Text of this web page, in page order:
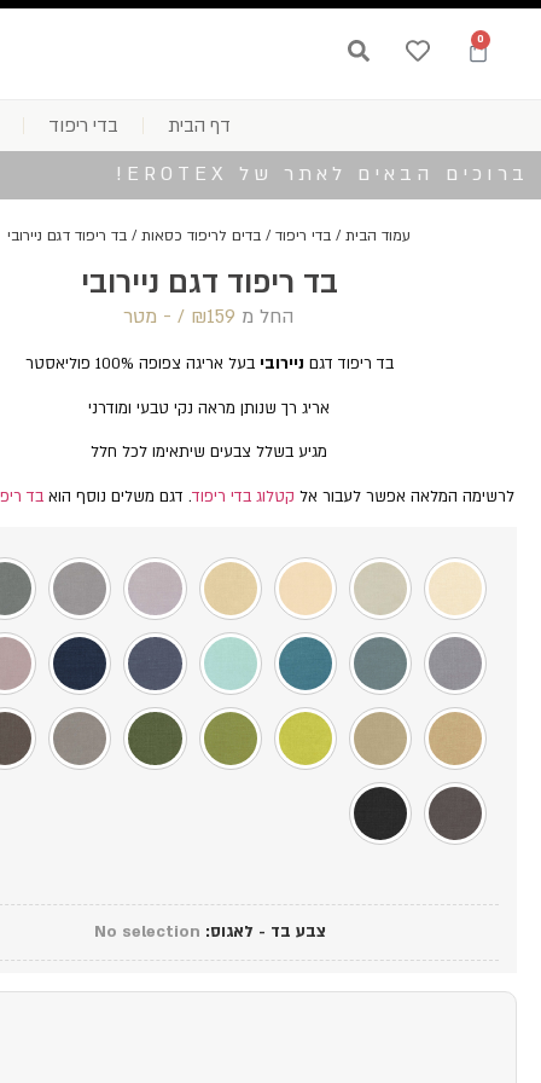
0
דף הבית בדי ריפוד
ברוכים הבאים לאתר של EROTEX!
עמוד הבית/ בדי ריפוד/ בדים לריפוד כסאות/ בד ריפוד דגם ניירובי
בד ריפוד דגם ניירובי
החל מ ₪159 /‏‏‎ ‎- מטר
בד ריפוד דגם ניירובי בעל אריגה צפופה 100% פוליאסטר
אריג רך שנותן מראה נקי טבעי ומודרני
מגיע בשלל צבעים שיתאימו לכל חלל
לרשימה המלאה אפשר לעבור אל קטלוג בדי ריפוד. דגם משלים נוסף הואבד
צבע בד - לאגוס:
No selection